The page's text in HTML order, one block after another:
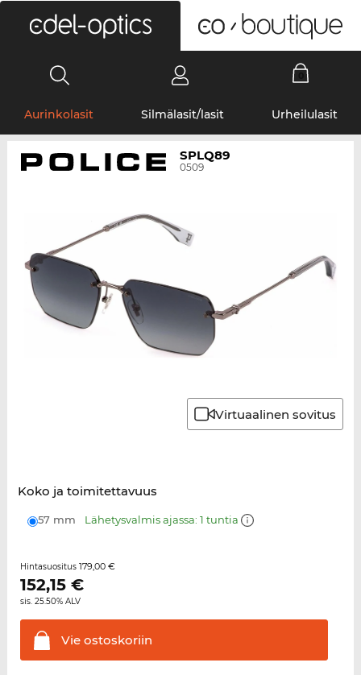
Aurinkolasit Silmälasit/lasit Urheilulasit
SPLQ89
0509
Virtuaalinen sovitus
Koko ja toimitettavuus
57 mm Lähetysvalmis ajassa: 1 tuntia
Hintasuositus 179,00 €
152,15€
sis. 25.50% ALV
Vieostoskoriin